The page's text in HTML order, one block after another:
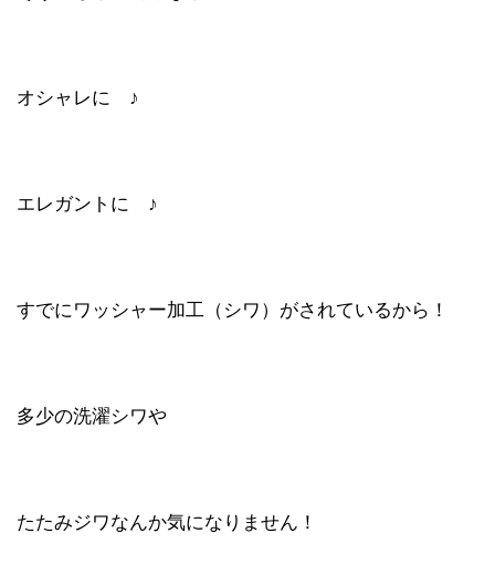
オシャレに ♪
エレガントに ♪
すでにワッシャー加工（シワ）がされているから！
多少の洗濯シワや
たたみジワなんか気になりません！